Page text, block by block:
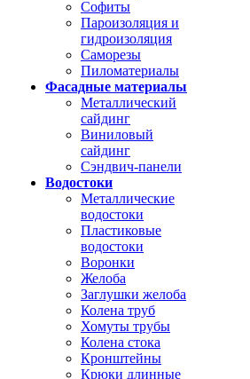
Софиты
Пароизоляция и
гидроизоляция
Саморезы
Пиломатериалы
Фасадные материалы
Металлический
сайдинг
Виниловый
сайдинг
Сэндвич-панели
Водостоки
Металлические
водостоки
Пластиковые
водостоки
Воронки
Желоба
Заглушки желоба
Колена труб
Хомуты трубы
Колена стока
Кронштейны
Крюки длинные